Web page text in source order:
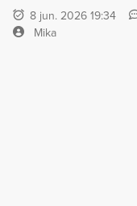
8 jun. 2026 19:34
Mika